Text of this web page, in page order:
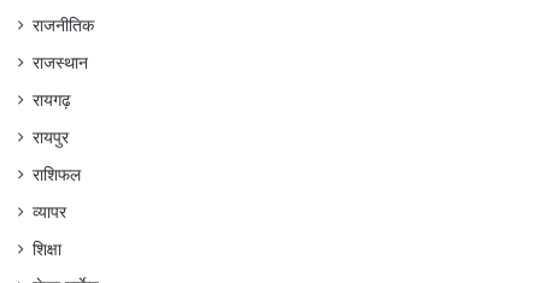
राजनीतिक
राजस्थान
रायगढ़
रायपुर
राशिफल
व्यापर
शिक्षा